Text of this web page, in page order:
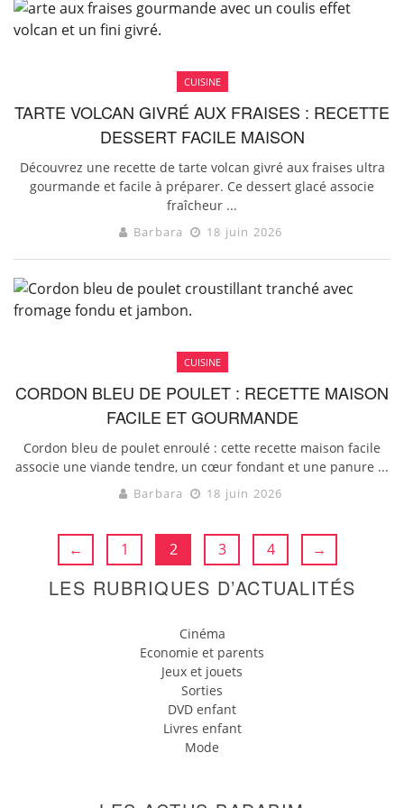
CUISINE
TARTE VOLCAN GIVRÉ AUX FRAISES : RECETTE
DESSERT FACILE MAISON
Découvrez une recette de tarte volcan givré aux fraises ultra
gourmande et facile à préparer. Ce dessert glacé associe
fraîcheur ...
Barbara 18 juin 2026
CUISINE
CORDON BLEU DE POULET : RECETTE MAISON
FACILE ET GOURMANDE
Cordon bleu de poulet enroulé : cette recette maison facile
associe une viande tendre, un cœur fondant et une panure ...
Barbara 18 juin 2026
← 1 2 3 4 →
LES RUBRIQUES D’ACTUALITÉS
Cinéma
Economie et parents
Jeux et jouets
Sorties
DVD enfant
Livres enfant
Mode